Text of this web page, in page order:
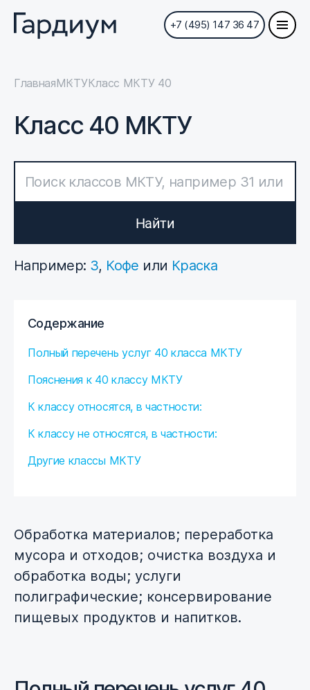
+7 (495) 147 36 47
ГлавнаяМКТУКласс МКТУ 40
Класс 40 МКТУ
Найти
Например: 3, Кофе или Краска
Обработка материалов; переработка
мусора и отходов; очистка воздуха и
обработка воды; услуги
полиграфические; консервирование
пищевых продуктов и напитков.
Содержание
Полный перечень услуг 40 класса МКТУ
Пояснения к 40 классу МКТУ
К классу относятся, в частности:
К классу не относятся, в частности:
Другие классы МКТУ